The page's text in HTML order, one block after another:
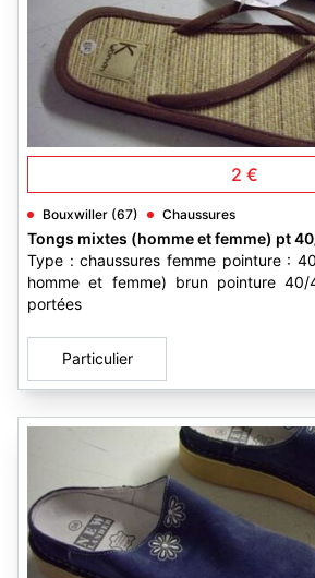
2 €
Bouxwiller (67) Chaussures
Tongs mixtes (homme et femme) pt
Type : chaussures femme pointure :
homme et femme) brun pointure
portées
Particulier